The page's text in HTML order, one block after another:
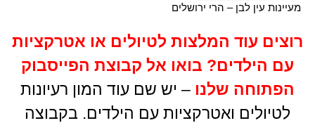
מעיינות עין לבן – הרי ירושלים
רוצים עוד המלצות לטיולים או אטרקציות
עם הילדים? בואו אל קבוצת הפייסבוק
הפתוחה שלנו – יש שם עוד המון רעיונות
לטיולים ואטרקציות עם הילדים. בקבוצה